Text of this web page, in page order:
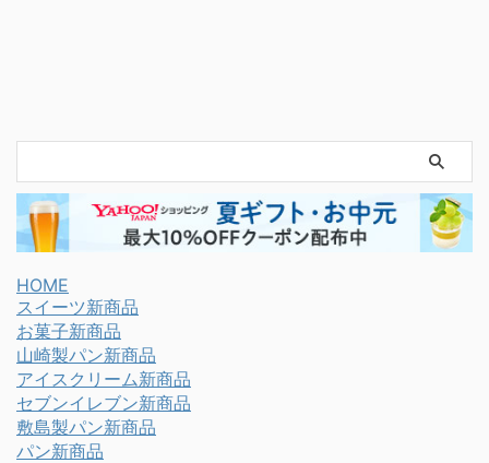
HOME
スイーツ新商品
お菓子新商品
山崎製パン新商品
アイスクリーム新商品
セブンイレブン新商品
敷島製パン新商品
パン新商品